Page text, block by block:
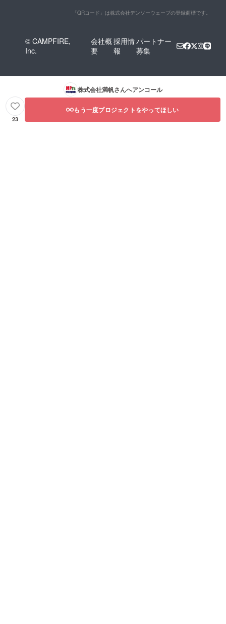
「QRコード」は株式会社デンソーウェーブの登録商標です。
© CAMPFIRE,
Inc.
会社概
要
採用情
報
パートナー
募集
株式会社満帆さんへアンコール
23
もう一度プロジェクトをやってほしい